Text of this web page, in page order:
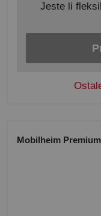
Jeste li
Mobilheim